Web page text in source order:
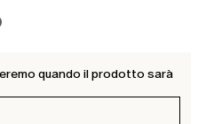
quando il prodotto sarà